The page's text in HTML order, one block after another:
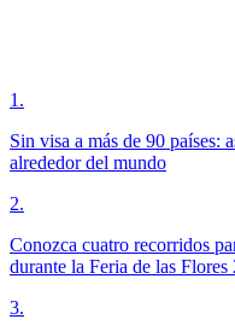
1 .
Sin visa a más de 90 países:
alrededor del mundo
2.
Conozca cuatro recorridos
durante la Feria de las Flores
3.